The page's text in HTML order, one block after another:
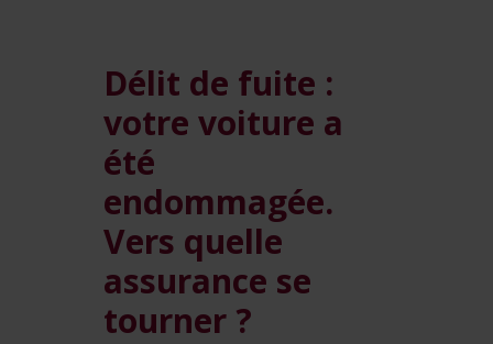
Délit de fuite :
votre voiture a
été
endommagée.
Vers quelle
assurance se
tourner ?